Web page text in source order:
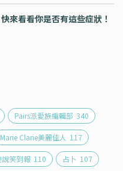
來看看你是否有這些症狀！
Pairs派愛族編輯部 340
Marie Clarie美麗佳人 117
笑到報 110 占卜 107